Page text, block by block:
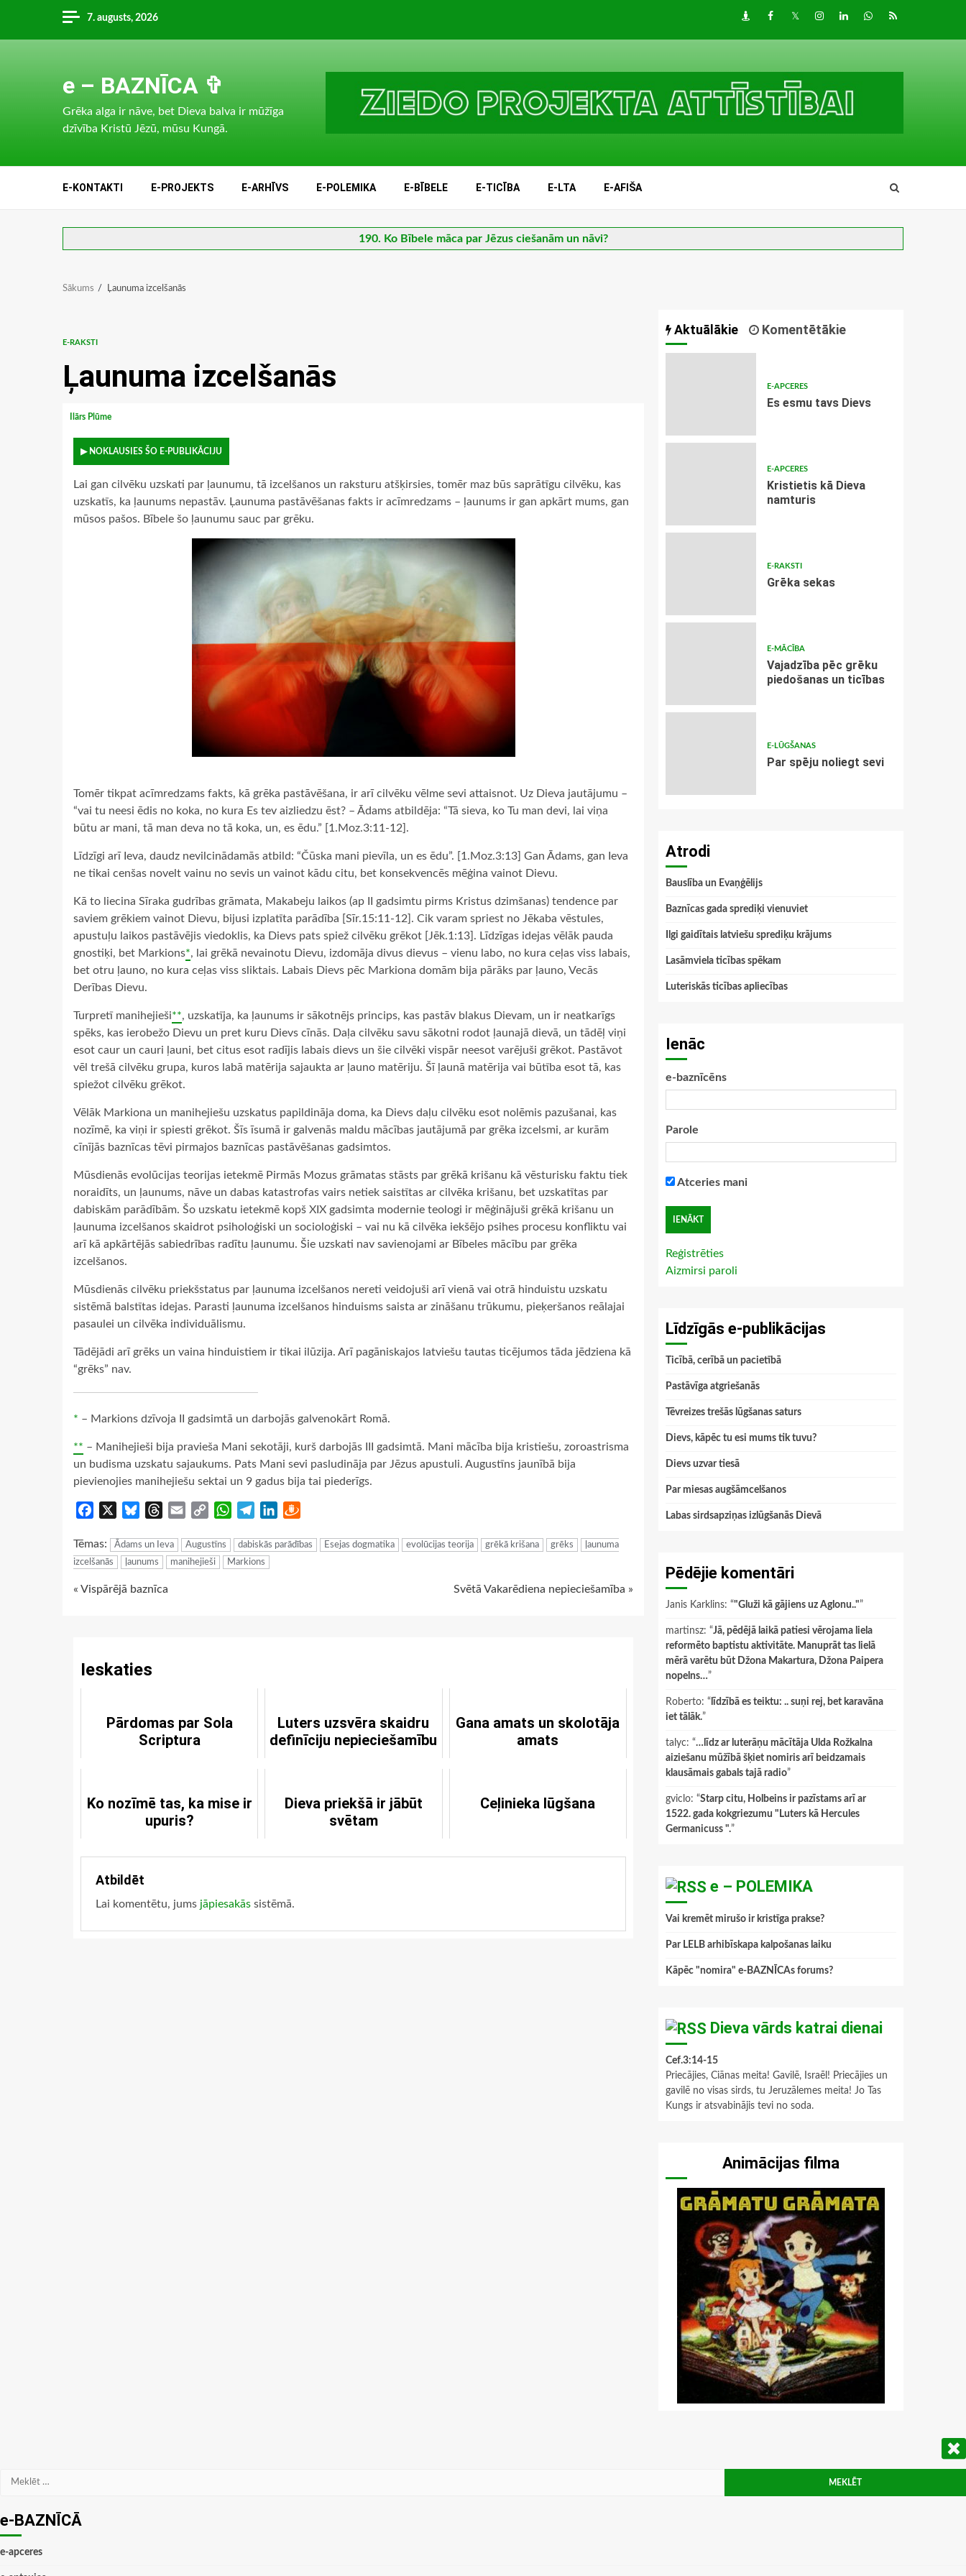
content
7. augusts, 2026 DraugiemFacebook
TwitterInstagram
LinkedInwhatsapp
RSS
e – BAZNĪCA ✞
Grēka alga ir nāve, bet Dieva balva ir mūžīga
dzīvība Kristū Jēzū, mūsu Kungā.
E-KONTAKTI E-PROJEKTS E-ARHĪVS E-POLEMIKA E-BĪBELE E-TICĪBA E-LTA E-AFIŠA
190. Ko Bībele māca par Jēzus ciešanām un nāvi?
Sākums Ļaunuma izcelšanās
E-RAKSTI
Ļaunuma izcelšanās
Ilārs Plūme
▶ NOKLAUSIES ŠO E-PUBLIKĀCIJU
Lai gan cilvēku uzskati par ļaunumu, tā izcelšanos un raksturu atšķirsies, tomēr maz būs saprātīgu cilvēku, kas
uzskatīs, ka ļaunums nepastāv. Ļaunuma pastāvēšanas fakts ir acīmredzams – ļaunums ir gan apkārt mums, gan
mūsos pašos. Bībele šo ļaunumu sauc par grēku.
Tomēr tikpat acīmredzams fakts, kā grēka pastāvēšana, ir arī cilvēku vēlme sevi attaisnot. Uz Dieva jautājumu –
“vai tu neesi ēdis no koka, no kura Es tev aizliedzu ēst? – Ādams atbildēja: “Tā sieva, ko Tu man devi, lai viņa
būtu ar mani, tā man deva no tā koka, un, es ēdu.” [1.Moz.3:11-12].
Līdzīgi arī Ieva, daudz nevilcinādamās atbild: “Čūska mani pievīla, un es ēdu”. [1.Moz.3:13] Gan Ādams, gan Ieva
ne tikai cenšas novelt vainu no sevis un vainot kādu citu, bet konsekvencēs mēģina vainot Dievu.
Kā to liecina Sīraka gudrības grāmata, Makabeju laikos (ap II gadsimtu pirms Kristus dzimšanas) tendence par
saviem grēkiem vainot Dievu, bijusi izplatīta parādība [Sīr.15:11-12]. Cik varam spriest no Jēkaba vēstules,
apustuļu laikos pastāvējis viedoklis, ka Dievs pats spiež cilvēku grēkot [Jēk.1:13]. Līdzīgas idejas vēlāk pauda
gnostiķi, bet Markions*, lai grēkā nevainotu Dievu, izdomāja divus dievus – vienu labo, no kura ceļas viss labais,
bet otru ļauno, no kura ceļas viss sliktais. Labais Dievs pēc Markiona domām bija pārāks par ļauno, Vecās
Derības Dievu.
Turpretī manihejieši**, uzskatīja, ka ļaunums ir sākotnējs princips, kas pastāv blakus Dievam, un ir neatkarīgs
spēks, kas ierobežo Dievu un pret kuru Dievs cīnās. Daļa cilvēku savu sākotni rodot ļaunajā dievā, un tādēļ viņi
esot caur un cauri ļauni, bet citus esot radījis labais dievs un šie cilvēki vispār neesot varējuši grēkot. Pastāvot
vēl trešā cilvēku grupa, kuros labā matērija sajaukta ar ļauno matēriju. Šī ļaunā matērija vai būtība esot tā, kas
spiežot cilvēku grēkot.
Vēlāk Markiona un manihejiešu uzskatus papildināja doma, ka Dievs daļu cilvēku esot nolēmis pazušanai, kas
nozīmē, ka viņi ir spiesti grēkot. Šīs īsumā ir galvenās maldu mācības jautājumā par grēka izcelsmi, ar kurām
cīnījās baznīcas tēvi pirmajos baznīcas pastāvēšanas gadsimtos.
Mūsdienās evolūcijas teorijas ietekmē Pirmās Mozus grāmatas stāsts par grēkā krišanu kā vēsturisku faktu tiek
noraidīts, un ļaunums, nāve un dabas katastrofas vairs netiek saistītas ar cilvēka krišanu, bet uzskatītas par
dabiskām parādībām. Šo uzskatu ietekmē kopš XIX gadsimta modernie teologi ir mēģinājuši grēkā krišanu un
ļaunuma izcelšanos skaidrot psiholoģiski un socioloģiski – vai nu kā cilvēka iekšējo psihes procesu konfliktu vai
arī kā apkārtējās sabiedrības radītu ļaunumu. Šie uzskati nav savienojami ar Bībeles mācību par grēka
izcelšanos.
Mūsdienās cilvēku priekšstatus par ļaunuma izcelšanos nereti veidojuši arī vienā vai otrā hinduistu uzskatu
sistēmā balstītas idejas. Parasti ļaunuma izcelšanos hinduisms saista ar zināšanu trūkumu, pieķeršanos reālajai
pasaulei un cilvēka individuālismu.
Tādējādi arī grēks un vaina hinduistiem ir tikai ilūzija. Arī pagāniskajos latviešu tautas ticējumos tāda jēdziena kā
“grēks” nav.
* – Markions dzīvoja II gadsimtā un darbojās galvenokārt Romā.
** – Manihejieši bija pravieša Mani sekotāji, kurš darbojās III gadsimtā. Mani mācība bija kristiešu, zoroastrisma
un budisma uzskatu sajaukums. Pats Mani sevi pasludināja par Jēzus apustuli. Augustīns jaunībā bija
pievienojies manihejiešu sektai un 9 gadus bija tai piederīgs.
Facebook BlueskyThreads
Email
Copy
WhatsApp
TelegramLinkedIn
Tēmas: Ādams un Ieva Augustīns dabiskās parādības Esejas dogmatika evolūcijas teorija grēkā krišana grēks
ļaunuma
izcelšanās
ļaunums manihejieši Markions
Continue
« Vispārējā baznīca Svētā Vakarēdiena nepieciešamība »
Ieskaties
Pārdomas par Sola
Scriptura
Luters uzsvēra skaidru
definīciju nepieciešamību
Gana amats un skolotāja
amats
Ko nozīmē tas, ka mise ir
upuris?
Dieva priekšā ir jābūt
svētam
Ceļinieka lūgšana
Atbildēt
Lai komentētu, jums jāpiesakās sistēmā.
Aktuālākie Komentētākie
E-APCERES
Es esmu tavs Dievs
E-APCERES
Kristietis kā Dieva
namturis
E-RAKSTI
Grēka sekas
E-MĀCĪBA
Vajadzība pēc grēku
piedošanas un ticības
E-LŪGŠANAS
Par spēju noliegt sevi
Atrodi
Bauslība un Evaņģēlijs
Baznīcas gada sprediķi vienuviet
Ilgi gaidītais latviešu sprediķu krājums
Lasāmviela ticības spēkam
Luteriskās ticības apliecības
Ienāc
e-baznīcēns
Parole
Atceries mani
Reģistrēties
Aizmirsi paroli
Līdzīgās e-publikācijas
Ticībā, cerībā un pacietībā
Pastāvīga atgriešanās
Tēvreizes trešās lūgšanas saturs
Dievs, kāpēc tu esi mums tik tuvu?
Dievs uzvar tiesā
Par miesas augšāmcelšanos
Labas sirdsapziņas izlūgšanās Dievā
Pēdējie komentāri
Janis Karklins: “"Gluži kā gājiens uz Aglonu.."”
martinsz: “Jā, pēdējā laikā patiesi vērojama liela
reformēto baptistu aktivitāte. Manuprāt tas lielā
mērā varētu būt Džona Makartura, Džona Paipera
nopelns…”
Roberto: “ līdzībā es teiktu: .. suņi rej, bet karavāna
iet tālāk.”
talyc: “…līdz ar luterāņu mācītāja Ulda Rožkalna
aiziešanu mūžībā šķiet nomiris arī beidzamais
klausāmais gabals tajā radio”
gviclo: “Starp citu, Holbeins ir pazīstams arī ar
1522. gada kokgriezumu "Luters kā Hercules
Germanicuss ".”
e – POLEMIKA
Vai kremēt mirušo ir kristīga prakse?
Par LELB arhibīskapa kalpošanas laiku
Kāpēc "nomira" e-BAZNĪCAs forums?
Dieva vārds katrai dienai
Cef.3:14-15
Priecājies, Ciānas meita! Gavilē, Israēl! Priecājies un
gavilē no visas sirds, tu Jeruzālemes meita! Jo Tas
Kungs ir atsvabinājis tevi no soda.
Animācijas filma
Meklēt:
e-BAZNĪCĀ
e-apceres